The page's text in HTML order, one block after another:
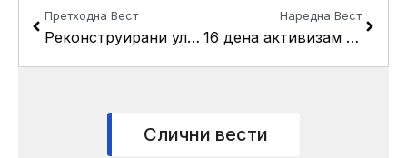
Претходна Вест
Реконструирани улиците ,,Благоја Гојан” и ,,Мегленска”
Наредна Вест
16 дена активизам за 365 дена без насилство!
Слични вести